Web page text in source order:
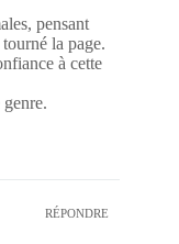
pensant
la page.
à cette
RÉPONDRE